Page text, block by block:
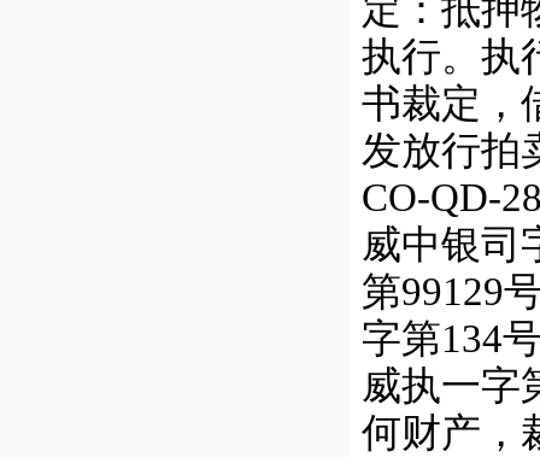
定：抵押
执行。执
书裁定，
发放行拍
CO-QD-
威中银司
第99129
字第134
威执一字
何财产，